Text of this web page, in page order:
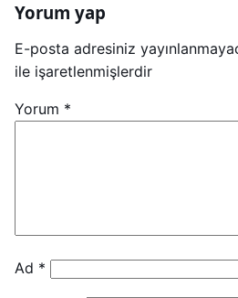
Yorum yap
E-posta adresiniz
ile işaretlenmişlerdir
Yorum *
Ad *